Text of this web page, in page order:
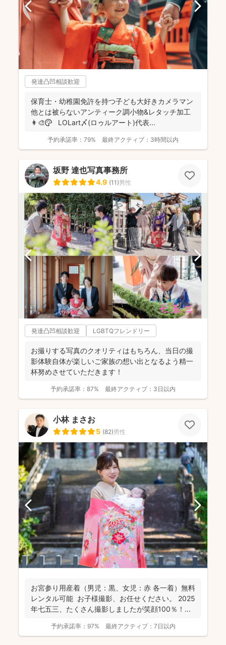
発達凸凹相談歓迎
保育士・幼稚園免許を持つ子ども大好きカメラマン
他とは被らないアンティーク調小物&レタッチ加工
👩‍🎨🎨 LOLart〆(ロゥルアート)代表...
予約承諾率： 79% 最終アクティブ： 3時間以内
坂野 達也写真事務所
4.9 (11)男性
発達凸凹相談歓迎 LGBTQフレンドリー
お撮りする写真のクオリティはもちろん、当日の撮
影体験自体が楽しいご家族の想い出となるよう精一
杯努めさせていただきます！
予約承諾率： 87% 最終アクティブ： 3日以内
小林 まさお
5 (82)男性
お宮参り用産着（男児：黒、女児：赤 各一着）無料
レンタル可能 お子様撮影、お任せください。 2025
年七五三、たくさん撮影しましたが笑顔100％！...
予約承諾率： 97% 最終アクティブ： 7日以内